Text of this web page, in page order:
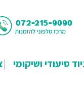
סיעודי ושיקומי